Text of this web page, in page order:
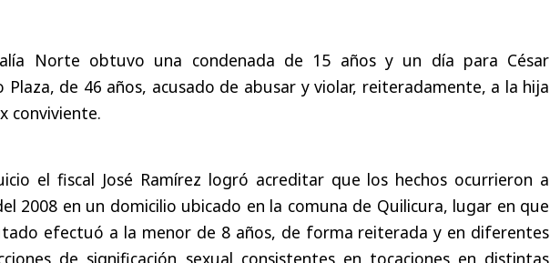
Norte obtuvo una condenada de 15 años y un día para César
Plaza, de 46 años, acusado de abusar y violar, reiteradamente, a la hija
conviviente.
el fiscal José Ramírez logró acreditar que los hechos ocurrieron a
2008 en un domicilio ubicado en la comuna de Quilicura, lugar en que
efectuó a la menor de 8 años, de forma reiterada y en diferentes
de significación sexual consistentes en tocaciones en distintas